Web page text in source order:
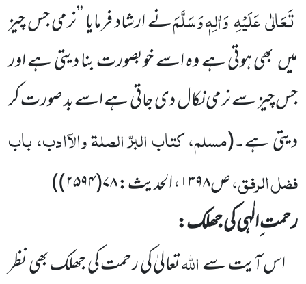
تَعَالٰیعَلَیْہِوَاٰلِہٖ وَسَلَّمَنے ارشاد فرمایا ’’نرمی جس چیز
میںبھی ہوتی ہے وہ اسے خوبصورت بنا دیتی ہے اور
جس چیز سے نرمی نکال دی جاتی ہے اسے بد صورت کر
دیتی ہے۔(مسلم، کتاب البرّ الصلۃ والآادب، باب
فضل الرفق،ص۱۳۹۸، الحدیث: ۷۸(۲۵۹۴)
)
رحمت ِالٰہی کی جھلک:
اس آیت سےاللہتعالیٰ کی رحمت کی جھلک بھی نظر